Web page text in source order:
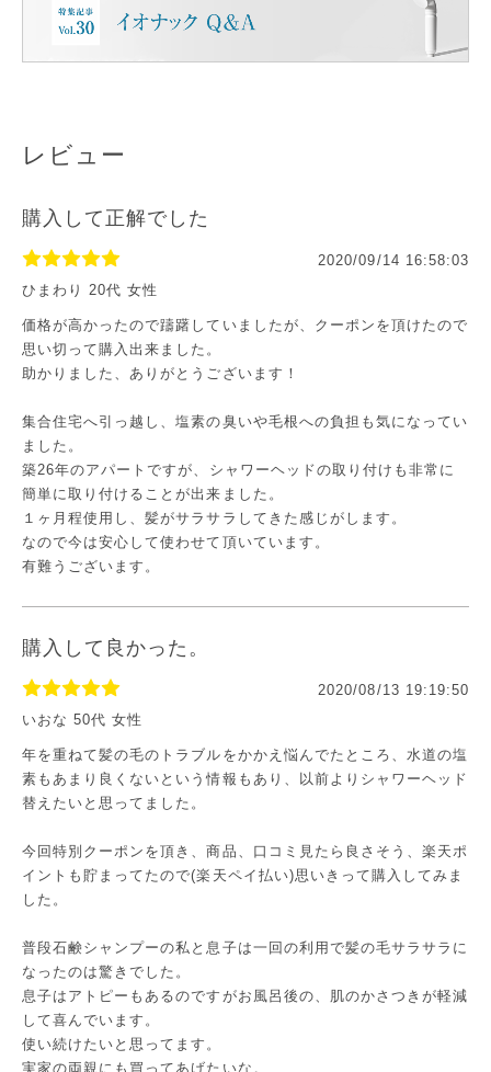
レビュー
購入して正解でした
2020/09/14 16:58:03
ひまわり 20代 女性
価格が高かったので躊躇していましたが、クーポンを頂けたので
思い切って購入出来ました。
助かりました、ありがとうございます！
集合住宅へ引っ越し、塩素の臭いや毛根への負担も気になってい
ました。
築26年のアパートですが、シャワーヘッドの取り付けも非常に
簡単に取り付けることが出来ました。
１ヶ月程使用し、髪がサラサラしてきた感じがします。
なので今は安心して使わせて頂いています。
有難うございます。
購入して良かった。
2020/08/13 19:19:50
いおな 50代 女性
年を重ねて髪の毛のトラブルをかかえ悩んでたところ、水道の塩
素もあまり良くないという情報もあり、以前よりシャワーヘッド
替えたいと思ってました。
今回特別クーポンを頂き、商品、口コミ見たら良さそう、楽天ポ
イントも貯まってたので(楽天ペイ払い)思いきって購入してみま
した。
普段石鹸シャンプーの私と息子は一回の利用で髪の毛サラサラに
なったのは驚きでした。
息子はアトピーもあるのですがお風呂後の、肌のかさつきが軽減
して喜んでいます。
使い続けたいと思ってます。
実家の両親にも買ってあげたいな。